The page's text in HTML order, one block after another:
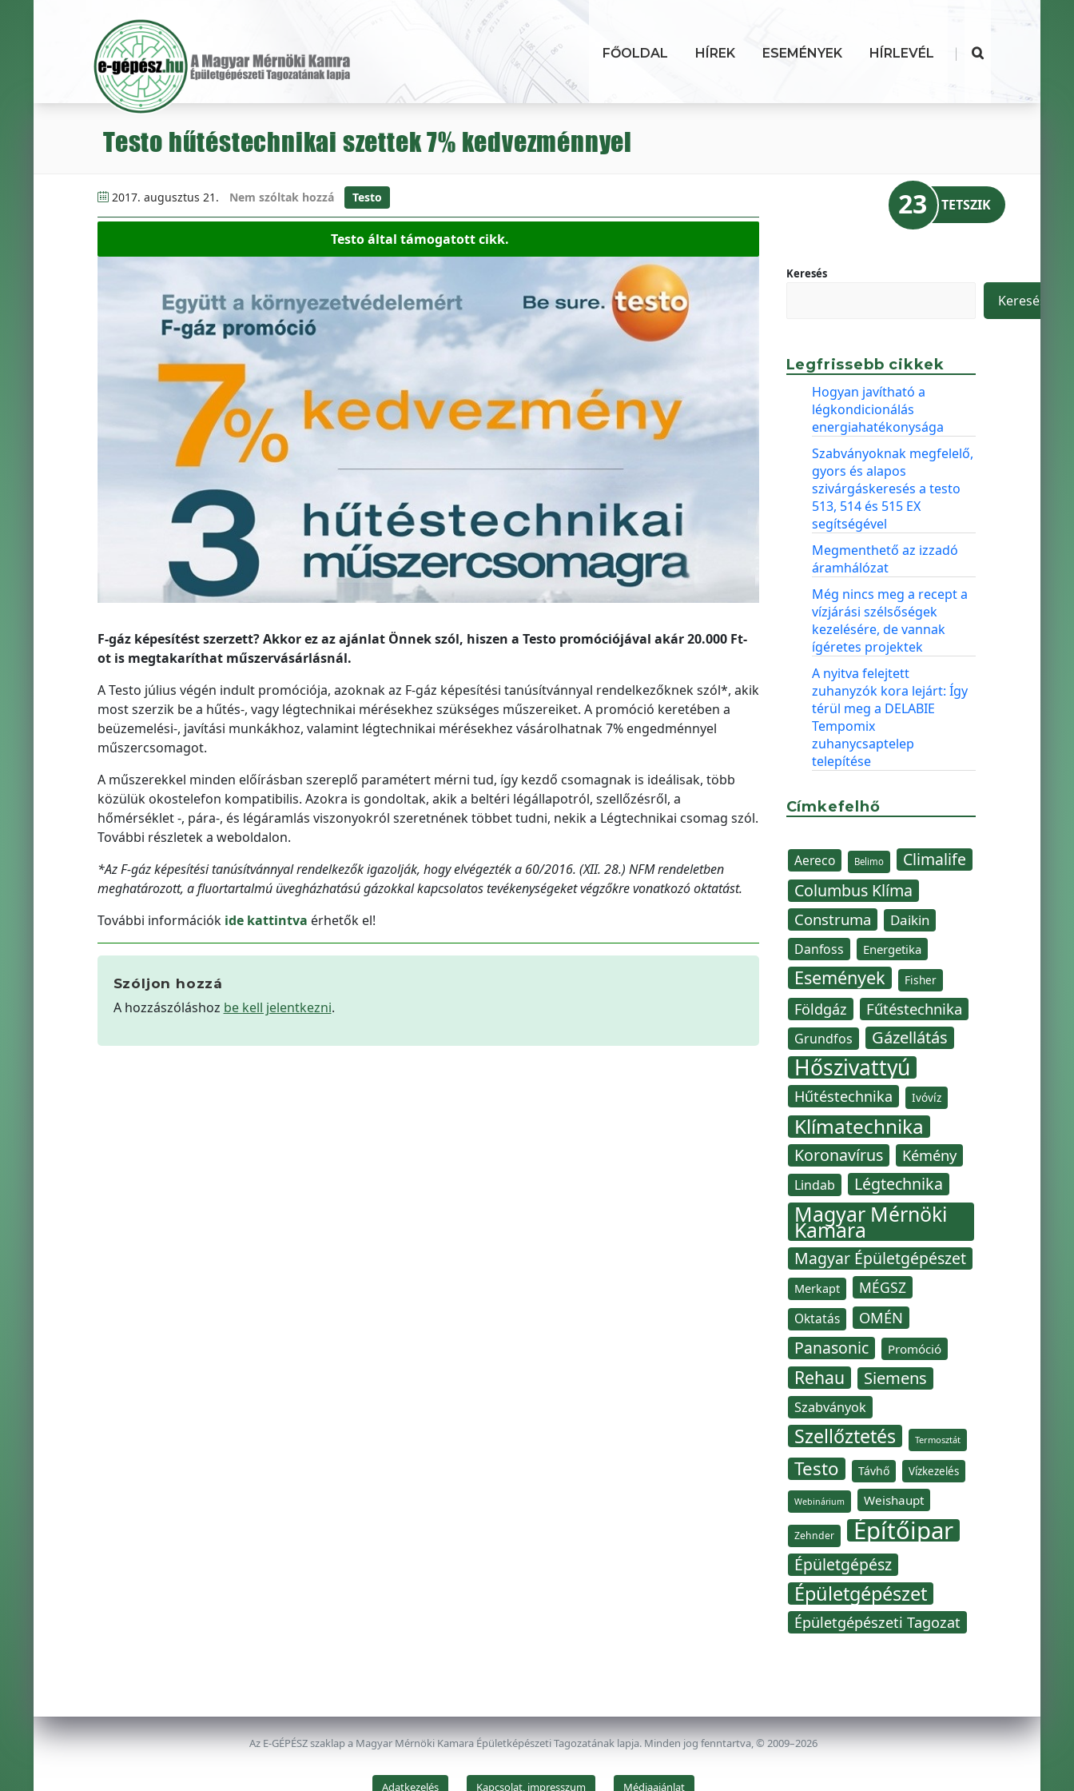
FŐOLDAL HÍREK ESEMÉNYEK HÍRLEVÉL |
Testo hűtéstechnikai szettek 7% kedvezménnyel
2017. augusztus 21. Nem szóltak hozzá Testo
Testo által támogatott cikk.
F-gáz képesítést szerzett? Akkor ez az ajánlat Önnek szól, hiszen a Testo promóciójával akár 20.000 Ft-
ot is megtakaríthat műszervásárlásnál.
A Testo július végén indult promóciója, azoknak az F-gáz képesítési tanúsítvánnyal rendelkezőknek szól*, akik
most szerzik be a hűtés-, vagy légtechnikai mérésekhez szükséges műszereiket. A promóció keretében a
beüzemelési-, javítási munkákhoz, valamint légtechnikai mérésekhez vásárolhatnak 7% engedménnyel
műszercsomagot.
A műszerekkel minden előírásban szereplő paramétert mérni tud, így kezdő csomagnak is ideálisak, több
közülük okostelefon kompatibilis. Azokra is gondoltak, akik a beltéri légállapotról, szellőzésről, a
hőmérséklet -, pára-, és légáramlás viszonyokról szeretnének többet tudni, nekik a Légtechnikai csomag szól.
További részletek a weboldalon.
*Az F-gáz képesítési tanúsítvánnyal rendelkezők igazolják, hogy elvégezték a 60/2016. (XII. 28.) NFM rendeletben
meghatározott, a fluortartalmú üvegházhatású gázokkal kapcsolatos tevékenységeket végzőkre vonatkozó oktatást.
További információk ide kattintva érhetők el!
Szóljon hozzá
A hozzászóláshoz be kell jelentkezni.
23 TETSZIK
Keresés
Keresés
Legfrissebb cikkek
Hogyan javítható a
légkondicionálás
energiahatékonysága
Szabványoknak megfelelő,
gyors és alapos
szivárgáskeresés a testo
513, 514 és 515 EX
segítségével
Megmenthető az izzadó
áramhálózat
Még nincs meg a recept a
vízjárási szélsőségek
kezelésére, de vannak
ígéretes projektek
A nyitva felejtett
zuhanyzók kora lejárt: Így
térül meg a DELABIE
Tempomix
zuhanycsaptelep
telepítése
Címkefelhő
Aereco Belimo
Climalife
Columbus Klíma
Construma Daikin
Danfoss Energetika
Események Fisher
Földgáz Fűtéstechnika
Grundfos Gázellátás
Hőszivattyú
Hűtéstechnika Ivóvíz
Klímatechnika
Koronavírus Kémény
Lindab Légtechnika
Magyar Mérnöki
Kamara
Magyar Épületgépészet
Merkapt MÉGSZ
Oktatás OMÉN
Panasonic Promóció
Rehau Siemens
Szabványok
Szellőztetés Termosztát
Testo Távhő Vízkezelés
Webinárium Weishaupt
Zehnder Építőipar
Épületgépész
Épületgépészet
Épületgépészeti Tagozat
Az E-GÉPÉSZ szaklap a Magyar Mérnöki Kamara Épületképészeti Tagozatának lapja. Minden jog fenntartva, © 2009–2026
Adatkezelés Kapcsolat, impresszum Médiaajánlat